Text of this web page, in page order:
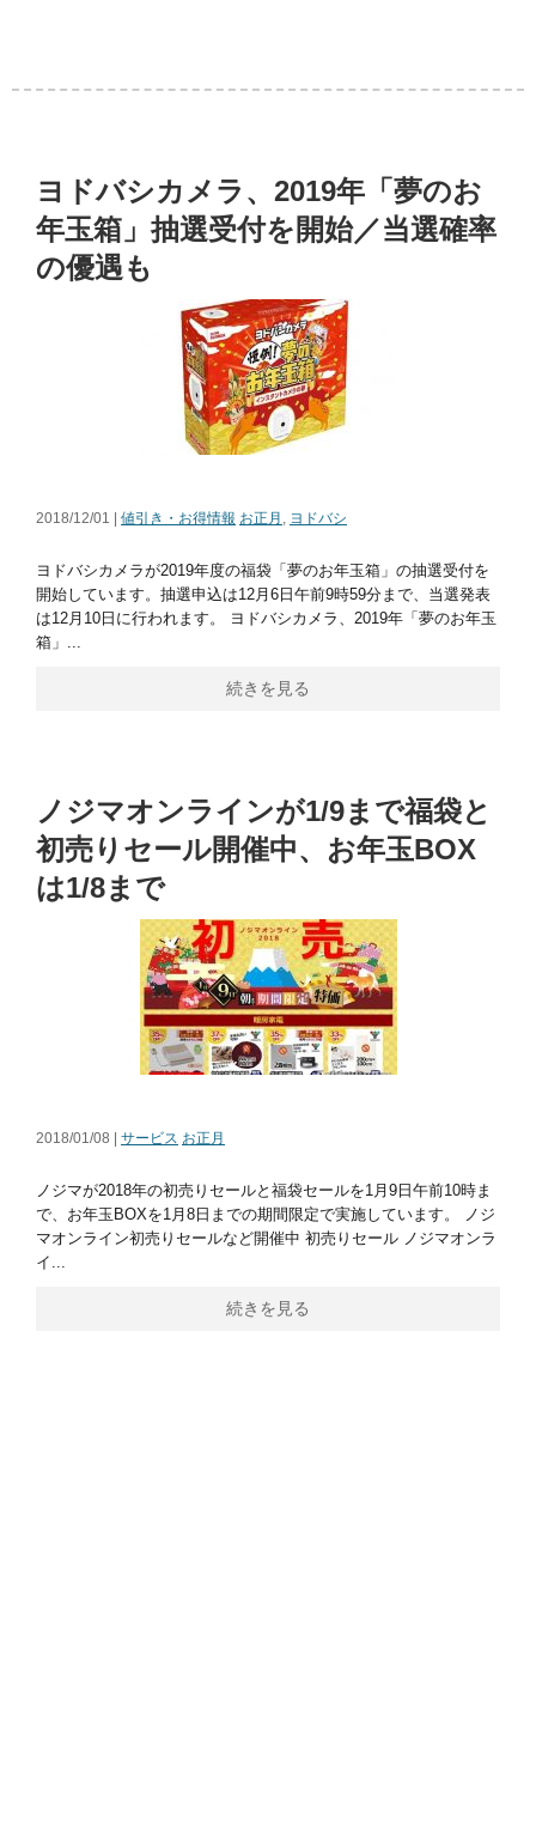
ヨドバシカメラ、2019年「夢のお
年玉箱」抽選受付を開始／当選確率
の優遇も
2018/12/01 | 値引き・お得情報 お正月 , ヨドバシ
ヨドバシカメラが2019年度の福袋「夢のお年玉箱」の抽選受付を
開始しています。抽選申込は12月6日午前9時59分まで、当選発表
は12月10日に行われます。 ヨドバシカメラ、2019年「夢のお年玉
箱」...
続きを見る
ノジマオンラインが1/9まで福袋と
初売りセール開催中、お年玉BOX
は1/8まで
2018/01/08 | サービス お正月
ノジマが2018年の初売りセールと福袋セールを1月9日午前10時ま
で、お年玉BOXを1月8日までの期間限定で実施しています。 ノジ
マオンライン初売りセールなど開催中 初売りセール ノジマオンラ
イ...
続きを見る